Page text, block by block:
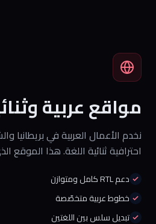
مواقع عربية
نخدم الأعمال العربية في بريطانيا
احترافية ثنائية اللغة. هذا الموقع
دعم RTL كامل ومتوازن
خطوط عربية متخصّصة
تبديل سلس بين اللغتين